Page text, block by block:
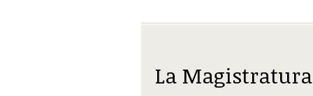
La Magistratura